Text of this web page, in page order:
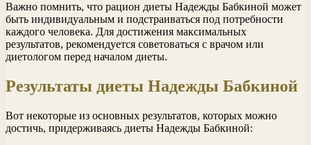
Важно помнить, что рацион диеты Надежды Бабкиной может
быть индивидуальным и подстраиваться под потребности
каждого человека. Для достижения максимальных
результатов, рекомендуется советоваться с врачом или
диетологом перед началом диеты.
Результаты диеты Надежды Бабкиной
Вот некоторые из основных результатов, которых можно
достичь, придерживаясь диеты Надежды Бабкиной: